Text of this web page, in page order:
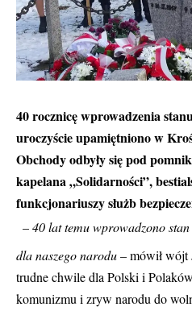
40 rocznicę wprowadzenia
uroczyście upamiętniono w
Obchody odbyły się pod
kapelana „Solidarności”,
funkcjonariuszy służb
–40 lat temu wprowadzono
dla naszego narodu– mówił wójt
trudne chwile dla Polski i
komunizmu i zryw narodu do